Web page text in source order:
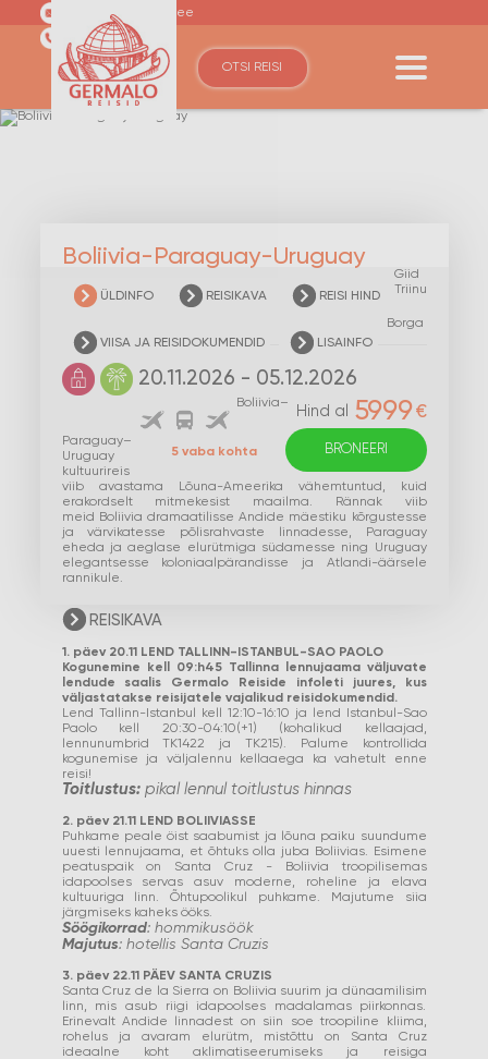
germalo@germalo.ee
(+372) 6110600
OTSI REISI
Boliivia-Paraguay-Uruguay
ÜLDINFO REISIKAVA REISI HIND
VIISA JA REISIDOKUMENDID LISAINFO
20.11.2026 - 05.12.2026
Giid
Triinu
Borga
Hind al 5999€
BRONEERI
5 vaba kohta
Boliivia–
Paraguay–
Uruguay
kultuurireis
viib avastama Lõuna-Ameerika vähemtuntud, kuid
erakordselt mitmekesist maailma. Rännak viib
meid Boliivia dramaatilisse Andide mäestiku kõrgustesse
ja värvikatesse põlisrahvaste linnadesse, Paraguay
eheda ja aeglase elurütmiga südamesse ning Uruguay
elegantsesse koloniaalpärandisse ja Atlandi-äärsele
rannikule.
REISIKAVA
1. päev 20.11 LEND TALLINN-ISTANBUL-SAO PAOLO
Kogunemine kell 09:h45 Tallinna lennujaama väljuvate
lendude saalis Germalo Reiside infoleti juures, kus
väljastatakse reisijatele vajalikud reisidokumendid.
Lend Tallinn-Istanbul kell 12:10-16:10 ja lend Istanbul-Sao
Paolo kell 20:30-04:10(+1) (kohalikud kellaajad,
lennunumbrid TK1422 ja TK215). Palume kontrollida
kogunemise ja väljalennu kellaaega ka vahetult enne
reisi!
Toitlustus: pikal lennul toitlustus hinnas
2. päev 21.11 LEND BOLIIVIASSE
Puhkame peale öist saabumist ja lõuna paiku suundume
uuesti lennujaama, et õhtuks olla juba Boliivias. Esimene
peatuspaik on Santa Cruz - Boliivia troopilisemas
idapoolses servas asuv moderne, roheline ja elava
kultuuriga linn. Õhtupoolikul puhkame. Majutume siia
järgmiseks kaheks ööks.
Söögikorrad: hommikusöök
Majutus: hotellis Santa Cruzis
3. päev 22.11 PÄEV SANTA CRUZIS
Santa Cruz de la Sierra on Boliivia suurim ja dünaamilisim
linn, mis asub riigi idapoolses madalamas piirkonnas.
Erinevalt Andide linnadest on siin soe troopiline kliima,
rohelus ja avaram elurütm, mistõttu on Santa Cruz
ideaalne koht aklimatiseerumiseks ja reisiga